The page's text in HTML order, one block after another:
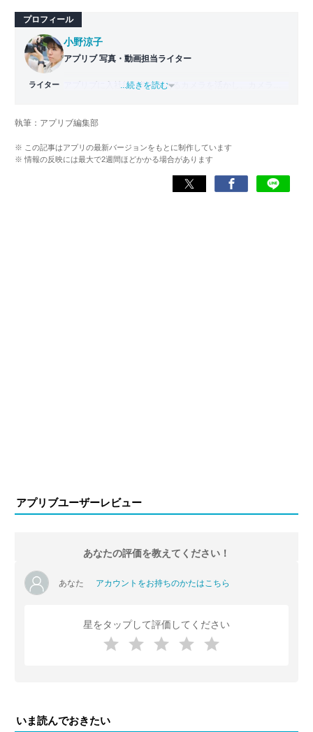
プロフィール
ライター
小野涼子
アプリブ 写真・動画担当ライター
アプリブに入社後、趣味であるカメラを活かし、カメラや
「誰でも本格的にアプリを使いこなせるようになるコンテ
...続きを読む
執筆：アプリブ編集部
※ この記事はアプリの最新バージョンをもとに制作しています
※ 情報の反映には最大で2週間ほどかかる場合があります
アプリブユーザーレビュー
あなたの評価を教えてください！
あなた アカウントをお持ちのかたはこちら
星をタップして評価してください
いま読んでおきたい